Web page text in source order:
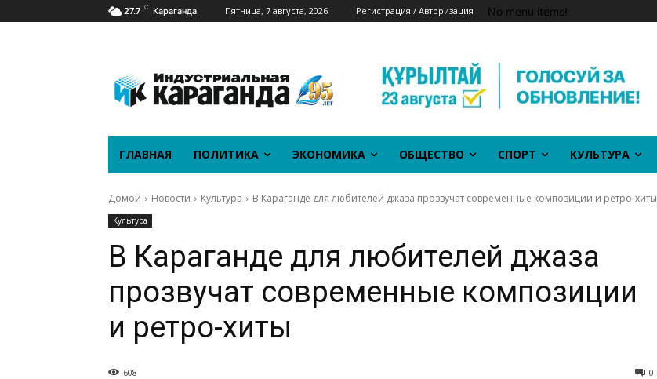
27.7 C Караганда Пятница, 7 августа, 2026 Регистрация / Авторизация No menu items!
ГЛАВНАЯ ПОЛИТИКА ЭКОНОМИКА ОБЩЕСТВО СПОРТ КУЛЬТУРА
Домой Новости Культура В Караганде для любителей джаза прозвучат современные композиции и ретро-хиты
Культура
В Караганде для любителей джаза
прозвучат современные композиции
и ретро-хиты
0
608